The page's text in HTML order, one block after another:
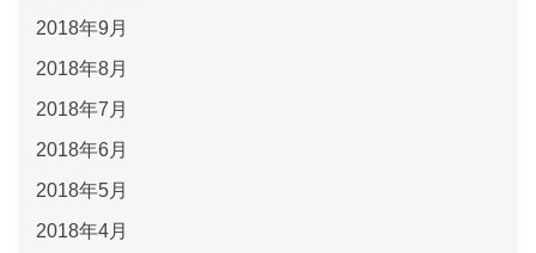
2018年9月
2018年8月
2018年7月
2018年6月
2018年5月
2018年4月